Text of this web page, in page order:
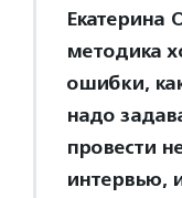
Екатерина
методика
ошибки,
надо
провести
интервью,